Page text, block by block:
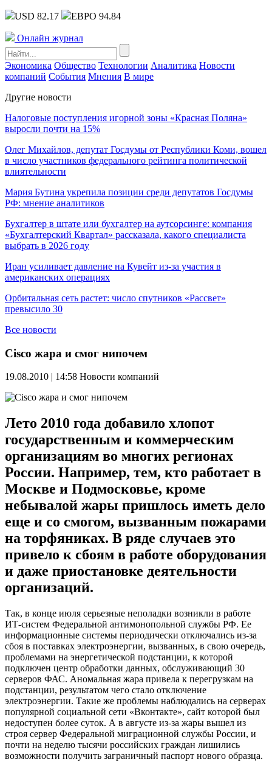
USD 82.17 ЕВРО 94.84
Онлайн журнал
Экономика Общество Технологии Аналитика Новости
компаний События Мнения В мире
Другие новости
Налоговые поступления игорной зоны «Красная Поляна»
выросли почти на 15%
Олег Михайлов, депутат Госдумы от Республики Коми, вошел
в число участников федерального рейтинга политической
влиятельности
Мария Бутина укрепила позиции среди депутатов Госдумы
РФ: мнение аналитиков
Бухгалтер в штате или бухгалтер на аутсорсинге: компания
«Бухгалтерский Квартал» рассказала, какого специалиста
выбрать в 2026 году
Иран усиливает давление на Кувейт из-за участия в
американских операциях
Орбитальная сеть растет: число спутников «Рассвет»
превысило 30
Все новости
Cisco жара и смог нипочем
19.08.2010 | 14:58 Новости компаний
Лето 2010 года добавило хлопот
государственным и коммерческим
организациям во многих регионах
России. Например, тем, кто работает в
Москве и Подмосковье, кроме
небывалой жары пришлось иметь дело
еще и со смогом, вызванным пожарами
на торфяниках. В ряде случаев это
привело к сбоям в работе оборудования
и даже приостановке деятельности
организаций.
Так, в конце июля серьезные неполадки возникли в работе
ИТ-систем Федеральной антимонопольной службы РФ. Ее
информационные системы периодически отключались из-за
сбоя в поставках электроэнергии, вызванных, в свою очередь,
проблемами на энергетической подстанции, к которой
подключен центр обработки данных, обслуживающий 30
серверов ФАС. Аномальная жара привела к перегрузкам на
подстанции, результатом чего стало отключение
электроэнергии. Такие же проблемы наблюдались на серверах
популярной социальной сети «Вконтакте», сайт которой был
недоступен более суток. А в августе из-за жары вышел из
строя сервер Федеральной миграционной службы России, и
почти на неделю тысячи российских граждан лишились
возможности получить заграничный паспорт нового образца.